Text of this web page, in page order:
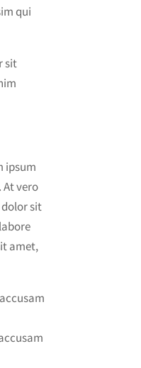
qui
sit
ipsum
vero
sit
amet,